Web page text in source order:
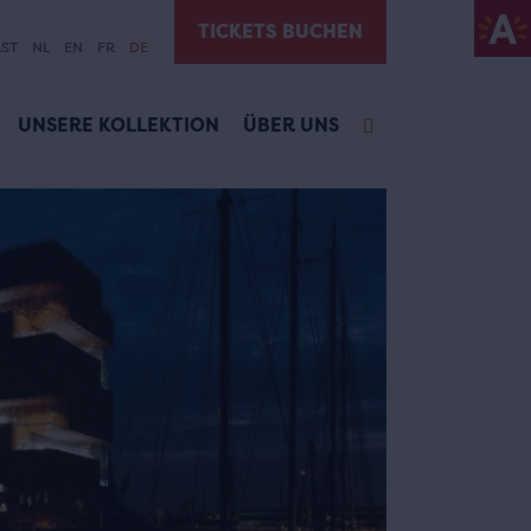
NL EN FR DE
TICKETS BUCHEN
UNSERE KOLLEKTION ÜBER UNS